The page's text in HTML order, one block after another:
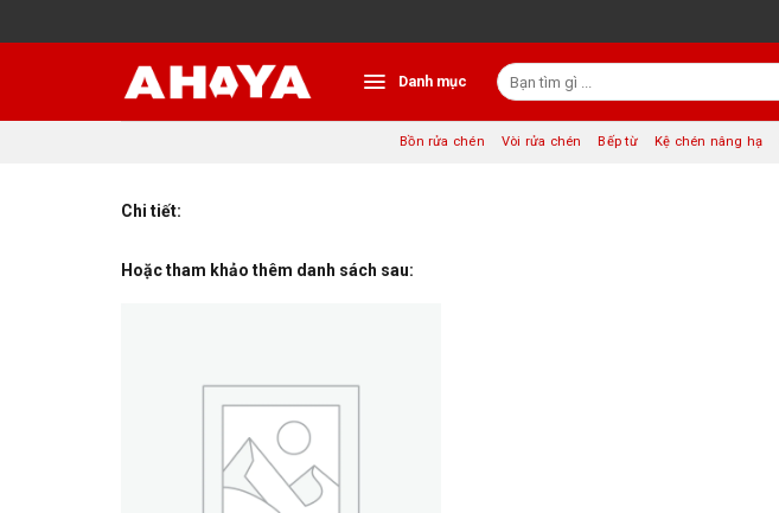
Danh mục
Tìm
kiếm:
Bồn rửa chén Vòi rửa chén Bếp từ Kệ chén nâng hạ
Chi tiết:
Hoặc tham khảo thêm danh sách sau: